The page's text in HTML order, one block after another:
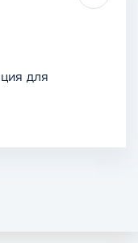
для